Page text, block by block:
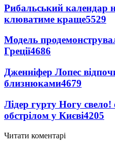
Рибальський календар
клюватиме краще5529
Модель
Греції4686
Дженніфер Лопес
близнюками4679
Лідер гурту Ногу свело!
обстрілом у Києві4205
Читати коментарі